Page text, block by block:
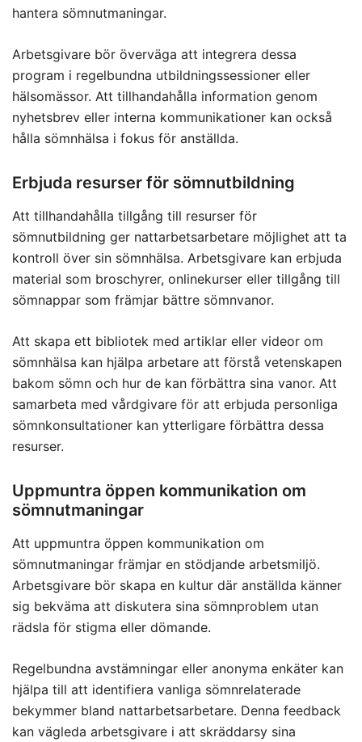
hantera sömnutmaningar.
Arbetsgivare bör överväga att integrera dessa
program i regelbundna utbildningssessioner eller
hälsomässor. Att tillhandahålla information genom
nyhetsbrev eller interna kommunikationer kan också
hålla sömnhälsa i fokus för anställda.
Erbjuda resurser för sömnutbildning
Att tillhandahålla tillgång till resurser för
sömnutbildning ger nattarbetsarbetare möjlighet att ta
kontroll över sin sömnhälsa. Arbetsgivare kan erbjuda
material som broschyrer, onlinekurser eller tillgång till
sömnappar som främjar bättre sömnvanor.
Att skapa ett bibliotek med artiklar eller videor om
sömnhälsa kan hjälpa arbetare att förstå vetenskapen
bakom sömn och hur de kan förbättra sina vanor. Att
samarbeta med vårdgivare för att erbjuda personliga
sömnkonsultationer kan ytterligare förbättra dessa
resurser.
Uppmuntra öppen kommunikation om
sömnutmaningar
Att uppmuntra öppen kommunikation om
sömnutmaningar främjar en stödjande arbetsmiljö.
Arbetsgivare bör skapa en kultur där anställda känner
sig bekväma att diskutera sina sömnproblem utan
rädsla för stigma eller dömande.
Regelbundna avstämningar eller anonyma enkäter kan
hjälpa till att identifiera vanliga sömnrelaterade
bekymmer bland nattarbetsarbetare. Denna feedback
kan vägleda arbetsgivare i att skräddarsy sina